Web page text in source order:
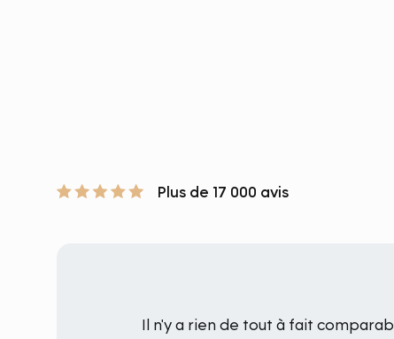
Plus de 17 000 avis
Il n'y a rien de tout à fait